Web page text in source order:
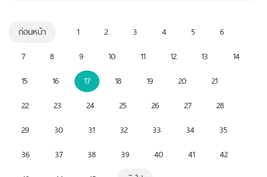
ก่อนหน้า 1 2 3 4 5
6
7
8 9 10 11 12 13
14
15
16 17 18 19 20
21
22
23 24 25 26 27
28
29
30 31 32 33 34
35
36
37 38 39 40 41
42